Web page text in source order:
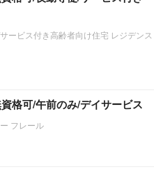
ービス付き高齢者向け住宅 レジデンス
格可/午前のみ/デイサービス
フレール